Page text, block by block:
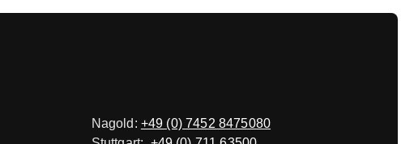
Nagold: +49 (0) 7452 8475080